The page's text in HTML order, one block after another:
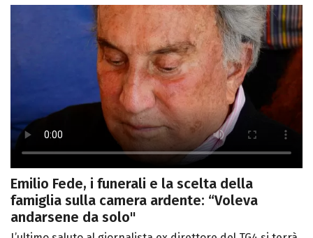
Emilio Fede, i funerali e la scelta della
famiglia sulla camera ardente: “Voleva
andarsene da solo"